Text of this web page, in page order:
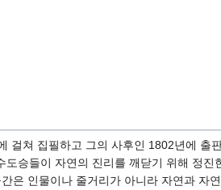
쳐 집필하고 그의 사후인 1802년에 출
승들이 자연의 진리를 깨닫기 위해 정진
은 인물이나 줄거리가 아니라 자연과 자